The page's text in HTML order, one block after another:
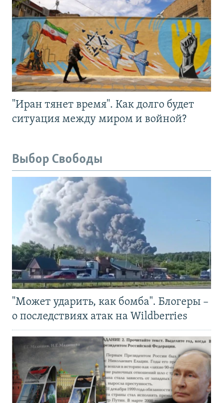
"Иран тянет время". Как долго будет
ситуация между миром и войной?
Выбор Свободы
"Может ударить, как бомба". Блогеры –
о последствиях атак на Wildberries